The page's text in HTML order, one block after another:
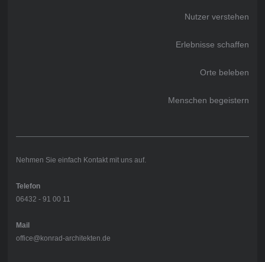
Nutzer verstehen
Erlebnisse schaffen
Orte beleben
Menschen begeistern
Nehmen Sie einfach Kontakt mit uns auf.
Telefon
06432 - 91 00 11
Mail
office@konrad-architekten.de